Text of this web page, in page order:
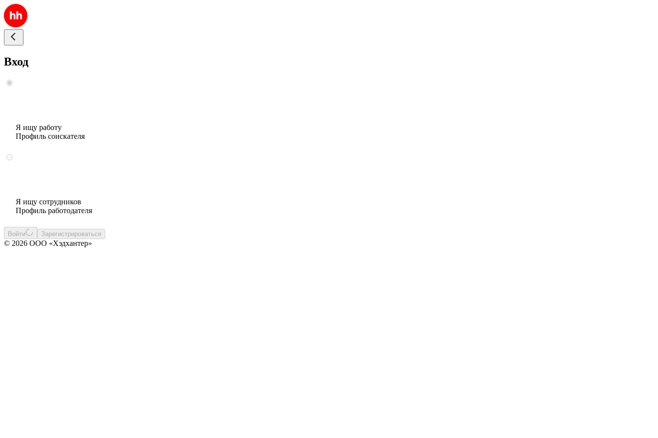
Вход
Я ищу работу
Профиль соискателя
Я ищу сотрудников
Профиль работодателя
Войти Зарегистрироваться
© 2026 ООО «Хэдхантер»